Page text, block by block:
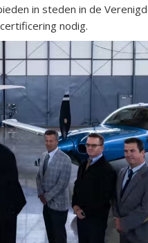
in steden in de
nodig.